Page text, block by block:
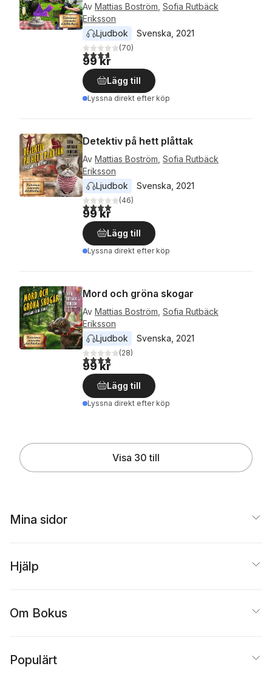
Av Mattias Boström Sofia Rutbäck
Eriksson
Ljudbok
Svenska 2021
3,7utav 5 stjärnor. Totalt antal röster:
(70)
99 kr
Lägg till
Lyssna direkt efter köp
Detektiv på hett plåttak
Av Mattias Boström Sofia Rutbäck
Eriksson
Ljudbok
Svenska 2021
4,0utav 5 stjärnor. Totalt antal röster:
(46)
99 kr
Lägg till
Lyssna direkt efter köp
Mord och gröna skogar
Av Mattias Boström Sofia Rutbäck
Eriksson
Ljudbok
Svenska 2021
3,8utav 5 stjärnor. Totalt antal röster:
(28)
99 kr
Lägg till
Lyssna direkt efter köp
Visa 30 till
Mina sidor
Hjälp
Om Bokus
Populärt